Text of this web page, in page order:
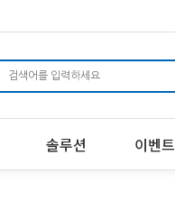
솔루션 이벤트